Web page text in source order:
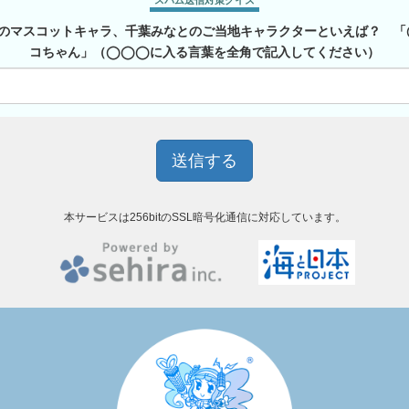
マスコットキャラ、千葉みなとのご当地キャラクターといえば
コちゃん」（◯◯◯に入る言葉を全角で記入してください）
本サービスは256bitのSSL暗号化通信に対応しています。